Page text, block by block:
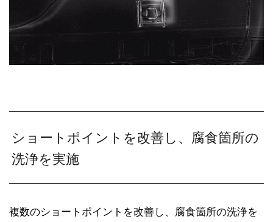
ショートポイントを改善し、腐食箇所の
洗浄を実施
複数のショートポイントを改善し、腐食箇所の洗浄を